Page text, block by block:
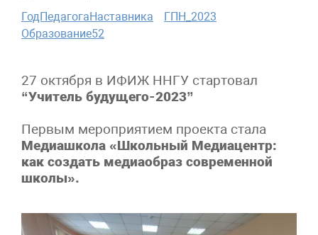
ГодПедагогаНаставника
ГПН_2023
Образование52
27 октября в ИФИЖ ННГУ стартовал
“Учитель будущего-2023”
Первым мероприятием проекта стала
Медиашкола «Школьный Медиацентр:
как создать медиаобраз современной
школы».